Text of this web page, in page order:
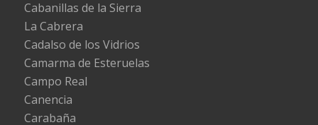
Cabanillas de la Sierra
La Cabrera
Cadalso de los Vidrios
Camarma de Esteruelas
Campo Real
Canencia
Carabaña